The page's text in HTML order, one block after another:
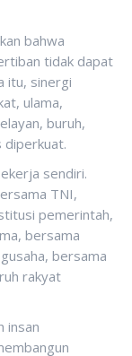
bahwa
tidak dapat
itu, sinergi
ulama,
buruh,
diperkuat.
sendiri.
TNI,
pemerintah,
bersama
bersama
rakyat
insan